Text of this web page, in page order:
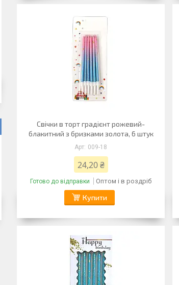
Свічки в торт градієнт рожевий-
блакитний з бризками золота, 6 штук
009-18
24,20 ₴
Готово до відправки Оптом і в роздріб
Купити